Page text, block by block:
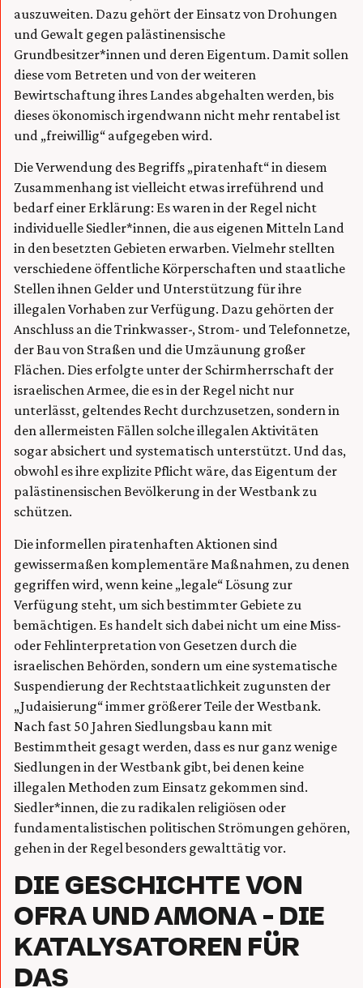
auszuweiten. Dazu gehört der Einsatz von Drohungen
und Gewalt gegen palästinensische
Grundbesitzer*innen und deren Eigentum. Damit sollen
diese vom Betreten und von der weiteren
Bewirtschaftung ihres Landes abgehalten werden, bis
dieses ökonomisch irgendwann nicht mehr rentabel ist
und „freiwillig“ aufgegeben wird.
Die Verwendung des Begriffs „piratenhaft“ in diesem
Zusammenhang ist vielleicht etwas irreführend und
bedarf einer Erklärung: Es waren in der Regel nicht
individuelle Siedler*innen, die aus eigenen Mitteln Land
in den besetzten Gebieten erwarben. Vielmehr stellten
verschiedene öffentliche Körperschaften und staatliche
Stellen ihnen Gelder und Unterstützung für ihre
illegalen Vorhaben zur Verfügung. Dazu gehörten der
Anschluss an die Trinkwasser-, Strom- und Telefonnetze,
der Bau von Straßen und die Umzäunung großer
Flächen. Dies erfolgte unter der Schirmherrschaft der
israelischen Armee, die es in der Regel nicht nur
unterlässt, geltendes Recht durchzusetzen, sondern in
den allermeisten Fällen solche illegalen Aktivitäten
sogar absichert und systematisch unterstützt. Und das,
obwohl es ihre explizite Pflicht wäre, das Eigentum der
palästinensischen Bevölkerung in der Westbank zu
schützen.
Die informellen piratenhaften Aktionen sind
gewissermaßen komplementäre Maßnahmen, zu denen
gegriffen wird, wenn keine „legale“ Lösung zur
Verfügung steht, um sich bestimmter Gebiete zu
bemächtigen. Es handelt sich dabei nicht um eine Miss-
oder Fehlinterpretation von Gesetzen durch die
israelischen Behörden, sondern um eine systematische
Suspendierung der Rechtstaatlichkeit zugunsten der
„Judaisierung“ immer größerer Teile der Westbank.
Nach fast 50 Jahren Siedlungsbau kann mit
Bestimmtheit gesagt werden, dass es nur ganz wenige
Siedlungen in der Westbank gibt, bei denen keine
illegalen Methoden zum Einsatz gekommen sind.
Siedler*innen, die zu radikalen religiösen oder
fundamentalistischen politischen Strömungen gehören,
gehen in der Regel besonders gewalttätig vor.
DIE GESCHICHTE VON
OFRA UND AMONA – DIE
KATALYSATOREN FÜR
DAS